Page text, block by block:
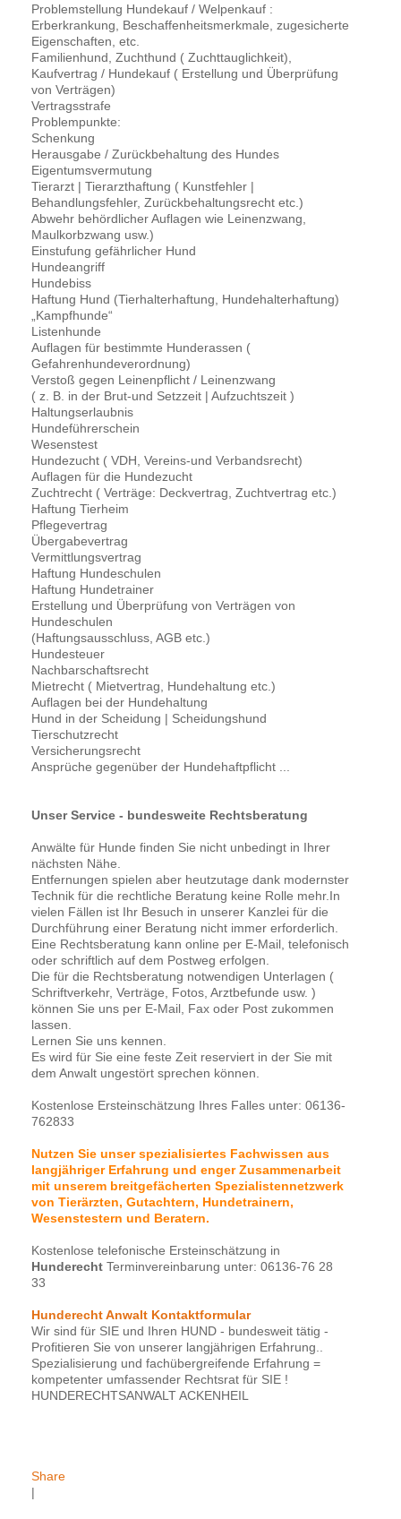
Problemstellung Hundekauf / Welpenkauf :
Erberkrankung, Beschaffenheitsmerkmale, zugesicherte
Eigenschaften, etc.
Familienhund, Zuchthund ( Zuchttauglichkeit),
Kaufvertrag / Hundekauf ( Erstellung und Überprüfung
von Verträgen)
Vertragsstrafe
Problempunkte:
Schenkung
Herausgabe / Zurückbehaltung des Hundes
Eigentumsvermutung
Tierarzt | Tierarzthaftung ( Kunstfehler |
Behandlungsfehler, Zurückbehaltungsrecht etc.)
Abwehr behördlicher Auflagen wie Leinenzwang,
Maulkorbzwang usw.)
Einstufung gefährlicher Hund
Hundeangriff
Hundebiss
Haftung Hund (Tierhalterhaftung, Hundehalterhaftung)
„Kampfhunde“
Listenhunde
Auflagen für bestimmte Hunderassen (
Gefahrenhundeverordnung)
Verstoß gegen Leinenpflicht / Leinenzwang
( z. B. in der Brut-und Setzzeit | Aufzuchtszeit )
Haltungserlaubnis
Hundeführerschein
Wesenstest
Hundezucht ( VDH, Vereins-und Verbandsrecht)
Auflagen für die Hundezucht
Zuchtrecht ( Verträge: Deckvertrag, Zuchtvertrag etc.)
Haftung Tierheim
Pflegevertrag
Übergabevertrag
Vermittlungsvertrag
Haftung Hundeschulen
Haftung Hundetrainer
Erstellung und Überprüfung von Verträgen von
Hundeschulen
(Haftungsausschluss, AGB etc.)
Hundesteuer
Nachbarschaftsrecht
Mietrecht ( Mietvertrag, Hundehaltung etc.)
Auflagen bei der Hundehaltung
Hund in der Scheidung | Scheidungshund
Tierschutzrecht
Versicherungsrecht
Ansprüche gegenüber der Hundehaftpflicht ...
Unser Service - bundesweite Rechtsberatung
Anwälte für Hunde finden Sie nicht unbedingt in Ihrer
nächsten Nähe.
Entfernungen spielen aber heutzutage dank modernster
Technik für die rechtliche Beratung keine Rolle mehr.In
vielen Fällen ist Ihr Besuch in unserer Kanzlei für die
Durchführung einer Beratung nicht immer erforderlich.
Eine Rechtsberatung kann online per E-Mail, telefonisch
oder schriftlich auf dem Postweg erfolgen.
Die für die Rechtsberatung notwendigen Unterlagen (
Schriftverkehr, Verträge, Fotos, Arztbefunde usw. )
können Sie uns per E-Mail, Fax oder Post zukommen
lassen.
Lernen Sie uns kennen.
Es wird für Sie eine feste Zeit reserviert in der Sie mit
dem Anwalt ungestört sprechen können.
Kostenlose Ersteinschätzung Ihres Falles unter: 06136-
762833
Nutzen Sie unser spezialisiertes Fachwissen aus
langjähriger Erfahrung und enger Zusammenarbeit
mit unserem breitgefächerten Spezialistennetzwerk
von Tierärzten, Gutachtern, Hundetrainern,
Wesenstestern und Beratern.
Kostenlose telefonische Ersteinschätzung in
Hunderecht Terminvereinbarung unter: 06136-76 28
33
Hunderecht Anwalt Kontaktformular
Wir sind für SIE und Ihren HUND - bundesweit tätig -
Profitieren Sie von unserer langjährigen Erfahrung..
Spezialisierung und fachübergreifende Erfahrung =
kompetenter umfassender Rechtsrat für SIE !
HUNDERECHTSANWALT ACKENHEIL
Share
|